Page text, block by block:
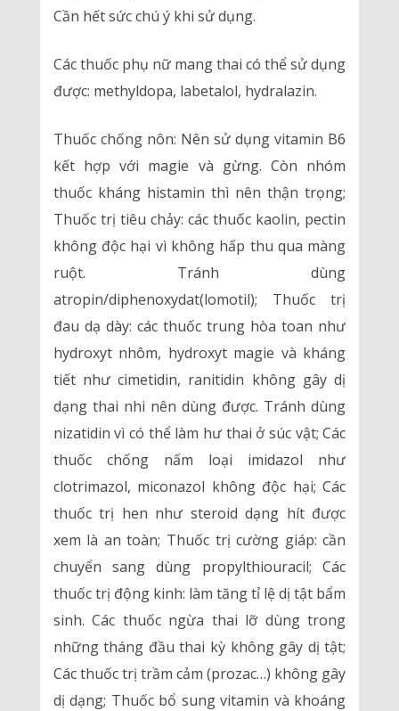
Cần hết sức chú ý khi sử dụng.
Các thuốc phụ nữ mang thai có thể sử dụng
được: methyldopa, labetalol, hydralazin.
Thuốc chống nôn: Nên sử dụng vitamin B6
kết hợp với magie và gừng. Còn nhóm
thuốc kháng histamin thì nên thận trọng;
Thuốc trị tiêu chảy: các thuốc kaolin, pectin
không độc hại vì không hấp thu qua màng
ruột. Tránh dùng
atropin/diphenoxydat(lomotil); Thuốc trị
đau dạ dày: các thuốc trung hòa toan như
hydroxyt nhôm, hydroxyt magie và kháng
tiết như cimetidin, ranitidin không gây dị
dạng thai nhi nên dùng được. Tránh dùng
nizatidin vì có thể làm hư thai ở súc vật; Các
thuốc chống nấm loại imidazol như
clotrimazol, miconazol không độc hại; Các
thuốc trị hen như steroid dạng hít được
xem là an toàn; Thuốc trị cường giáp: cần
chuyển sang dùng propylthiouracil; Các
thuốc trị động kinh: làm tăng tỉ lệ dị tật bẩm
sinh. Các thuốc ngừa thai lỡ dùng trong
những tháng đầu thai kỳ không gây dị tật;
Các thuốc trị trầm cảm (prozac…) không gây
dị dạng; Thuốc bổ sung vitamin và khoáng